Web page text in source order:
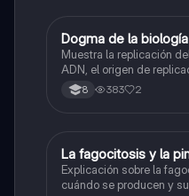
Biologia
Dogma de la
Muestra la replicación del ADN, lo que
ADN, el origen de
ARN y traducción de
8 383 2
Biologia
La fagocitosis y la
Explicación sobre la
cuándo se producen y